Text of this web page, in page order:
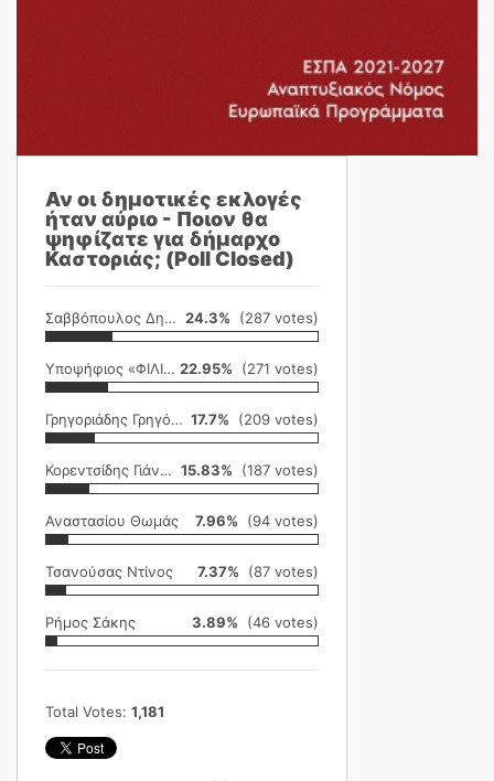
Αν οι δημοτικές εκλογές
ήταν αύριο - Ποιον θα
ψηφίζατε για δήμαρχο
Καστοριάς; (Poll Closed)
Σαββόπουλος Δημήτρης 24.3% (287 votes)
Υποψήφιος «ΦΙΛΙΚΗ ΕΤΑΙΡΕΙΑ» 22.95% (271 votes)
Γρηγοριάδης Γρηγόρης 17.7% (209 votes)
Κορεντσίδης Γιάννης 15.83% (187 votes)
Αναστασίου Θωμάς 7.96% (94 votes)
Τσανούσας Ντίνος 7.37% (87 votes)
Ρήμος Σάκης 3.89% (46 votes)
Total Votes: 1,181